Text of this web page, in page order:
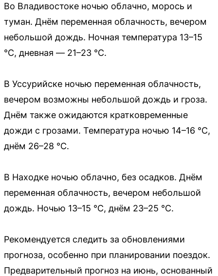
Во Владивостоке ночью облачно, морось и
туман. Днём переменная облачность, вечером
небольшой дождь. Ночная температура 13–15
°C, дневная — 21–23 °C.
В Уссурийске ночью переменная облачность,
вечером возможны небольшой дождь и гроза.
Днём также ожидаются кратковременные
дожди с грозами. Температура ночью 14–16 °C,
днём 26–28 °C.
В Находке ночью облачно, без осадков. Днём
переменная облачность, вечером небольшой
дождь. Ночью 13–15 °C, днём 23–25 °C.
Рекомендуется следить за обновлениями
прогноза, особенно при планировании поездок.
Предварительный прогноз на июнь, основанный